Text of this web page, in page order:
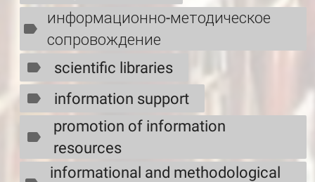
информационно-методическое
сопровождение
scientific libraries
information support
promotion of information
resources
informational and methodological